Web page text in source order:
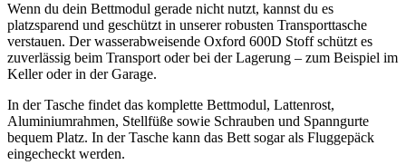
Wenn du dein Bettmodul gerade nicht nutzt, kannst du es
platzsparend und geschützt in unserer robusten Transporttasche
verstauen. Der wasserabweisende Oxford 600D Stoff schützt es
zuverlässig beim Transport oder bei der Lagerung – zum Beispiel im
Keller oder in der Garage.
In der Tasche findet das komplette Bettmodul, Lattenrost,
Aluminiumrahmen, Stellfüße sowie Schrauben und Spanngurte
bequem Platz. In der Tasche kann das Bett sogar als Fluggepäck
eingecheckt werden.